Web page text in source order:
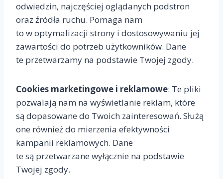
odwiedzin, najczęściej oglądanych podstron
oraz źródła ruchu. Pomaga nam
to w optymalizacji strony i dostosowywaniu jej
zawartości do potrzeb użytkowników. Dane
te przetwarzamy na podstawie Twojej zgody.
Cookies marketingowe i reklamowe: Te pliki
pozwalają nam na wyświetlanie reklam, które
są dopasowane do Twoich zainteresowań. Służą
one również do mierzenia efektywności
kampanii reklamowych. Dane
te są przetwarzane wyłącznie na podstawie
Twojej zgody.